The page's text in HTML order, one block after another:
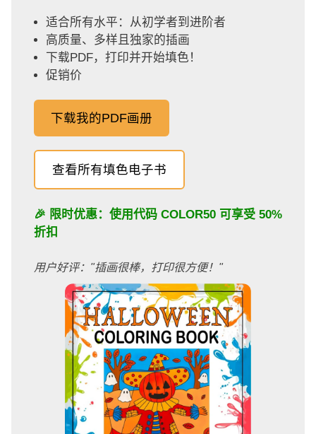
适合所有水平：从初学者到进阶者
高质量、多样且独家的插画
下载PDF，打印并开始填色！
促销价
下载我的PDF画册
查看所有填色电子书
🎉 限时优惠：使用代码 COLOR50 可享受 50%
折扣
用户好评："插画很棒，打印很方便！"